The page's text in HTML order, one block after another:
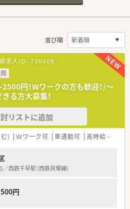
並び順
求人ID： 736409
2500円！Wワークの方も歓迎！/～
る方大募集！
リストに追加
) Ｗワーク可 車通勤可 高時給(2,500円以上)
／西鉄千早駅 (西鉄貝塚線)
円